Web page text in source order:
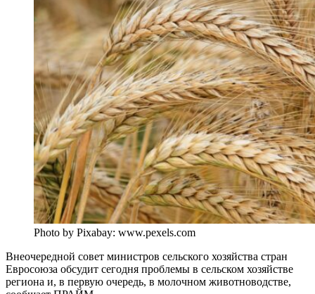
Photo by Pixabay: www.pexels.com
Внеочередной совет министров сельского хозяйства стран
Евросоюза обсудит сегодня проблемы в сельском хозяйстве
региона и, в первую очередь, в молочном животноводстве,